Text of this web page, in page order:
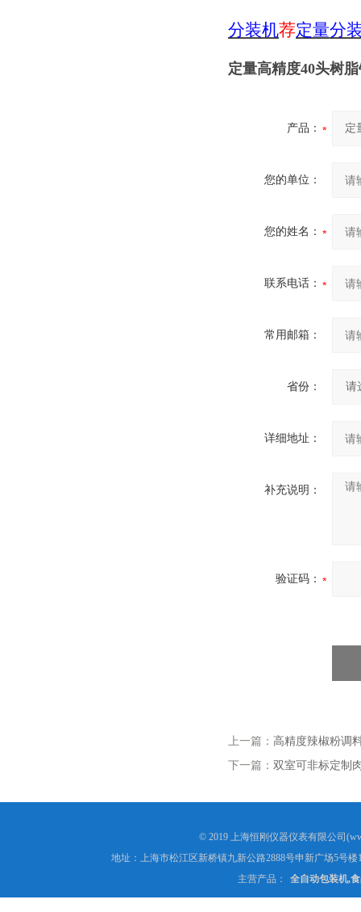
分装机荐定量分
定量高精度40头树
产品：
您的单位：
您的姓名：
联系电话：
常用邮箱：
省份：
详细地址：
补充说明：
验证码：
上一篇： 高精度辣椒粉调
下一篇： 双室可非标定制
© 2019 上海恒刚仪器仪表有限公司
地址：上海市松江区新桥镇九新公路2888号申新广场5号楼
主营产品：
全自动包装机,